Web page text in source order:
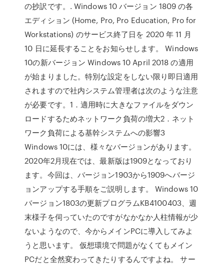
の抄訳です。. Windows 10 バージョン 1809 の各
エディション (Home, Pro, Pro Education, Pro for
Workstations) のサービス終了日を 2020 年 11 月
10 日に延長することをお知らせします。 Windows
10の新バージョン Windows 10 April 2018 の適用
が始まりました。特別な設定をしない限り即日適用
されますので社内システム管理者は次のような注意
が必要です。1．適用時に大きなファイルをダウン
ロードするためネットワーク負荷の増大2．ネット
ワーク負荷による基幹システムへの影響3
Windows 10には、様々なバージョンがあります。
2020年2月現在では、最新版は1909となっており
ます。今回は、バージョン1903から1909へバージ
ョンアップする手順をご説明します。 Windows 10
バージョン1803の更新プログラムKB4100403、週
末様子を伺っていたのですがなかなか人柱情報が少
ないようなので、今からメインPCに導入してみよ
うと思います。 仮想環境で問題がなくてもメイン
PCだと全然変わってきたりするんですよね。 サー